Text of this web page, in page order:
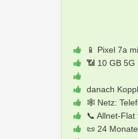
📱 Pixel 7a
📶 10 GB 5G
danach
🕸 Netz:
📞 Allnet-Flat
📜 24